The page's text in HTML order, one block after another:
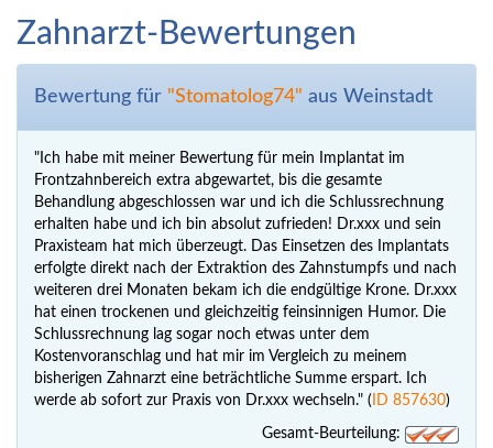
Zahnarzt-Bewertungen
Bewertung für "Stomatolog74" aus Weinstadt
"Ich habe mit meiner Bewertung für mein Implantat im
Frontzahnbereich extra abgewartet, bis die gesamte
Behandlung abgeschlossen war und ich die Schlussrechnung
erhalten habe und ich bin absolut zufrieden! Dr.xxx und sein
Praxisteam hat mich überzeugt. Das Einsetzen des Implantats
erfolgte direkt nach der Extraktion des Zahnstumpfs und nach
weiteren drei Monaten bekam ich die endgültige Krone. Dr.xxx
hat einen trockenen und gleichzeitig feinsinnigen Humor. Die
Schlussrechnung lag sogar noch etwas unter dem
Kostenvoranschlag und hat mir im Vergleich zu meinem
bisherigen Zahnarzt eine beträchtliche Summe erspart. Ich
werde ab sofort zur Praxis von Dr.xxx wechseln." ( ID 857630)
Gesamt-Beurteilung: